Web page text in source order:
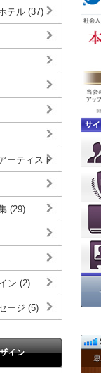
テル (37)
ーティスト
(29)
ン (2)
ージ (5)